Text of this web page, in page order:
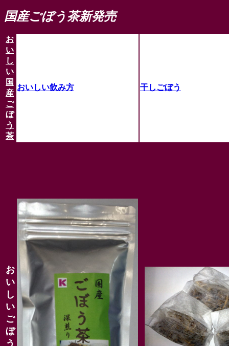
国産ごぼう茶新発売
お
い
し
い
国
産
ご
ぼ
う
茶
おいしい飲み方 干しごぼう
お
い
し
い
ご
ぼ
う